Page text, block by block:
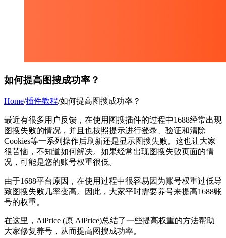
如何提高图搜成功率？
Home/插件教程/如何提高图搜成功率？
最近有很多用户反馈，在使用图搜插件的过程中1688经常出现
图搜失败的情况，并且也按照提示进行登录、验证和清除
Cookies等一系列操作后刷新还是显示图搜失败。这也让大家
很苦恼，不知道如何解决。如果经常出现图搜失败页面的情
况，可能是您的账号权重很低。
由于1688平台原因，在使用过程中很容易因为账号权重过低导
致图搜失败几率变高。因此，大家平时需要养号来提高1688账
号的权重。
在这里，AiPrice (原 AiPrice)总结了一些提高权重的方法帮助
大家修复养号，从而提高图搜成功率。